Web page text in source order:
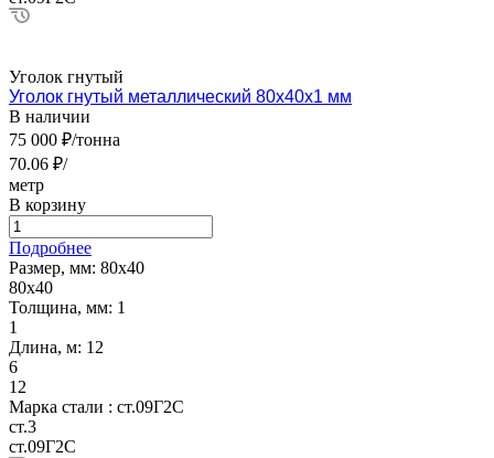
Уголок гнутый
Уголок гнутый металлический 80х40х1 мм
В наличии
75 000 ₽/тонна
70.06 ₽/
метр
В корзину
Подробнее
Размер, мм: 80х40
80х40
Толщина, мм: 1
1
Длина, м: 12
6
12
Марка стали : ст.09Г2С
ст.3
ст.09Г2С